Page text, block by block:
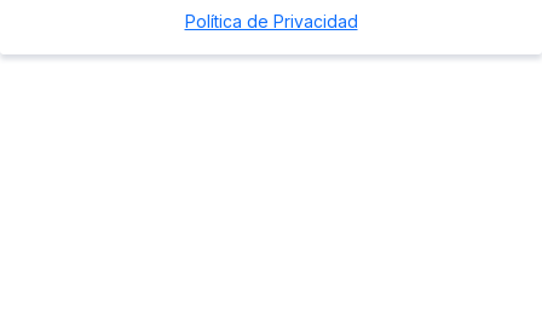
Política de Privacidad